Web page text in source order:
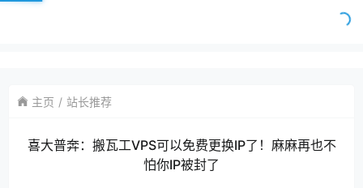
主页 站长推荐
喜大普奔：搬瓦工VPS可以免费更换IP了！麻麻再也不
怕你IP被封了